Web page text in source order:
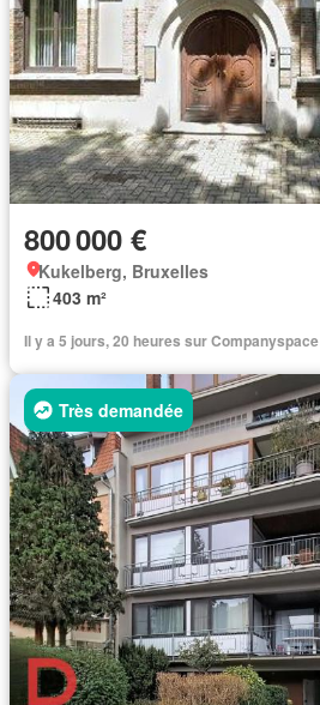
800 000 €
Kukelberg, Bruxelles
403 m²
Il y a 5 jours, 20 heures sur Companyspace
Très demandée